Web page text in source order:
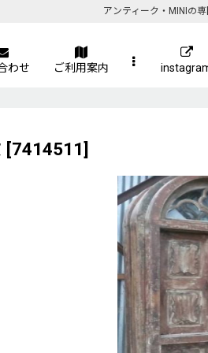
アンティーク・MINIの
わせ ご利用案内
[7414511]